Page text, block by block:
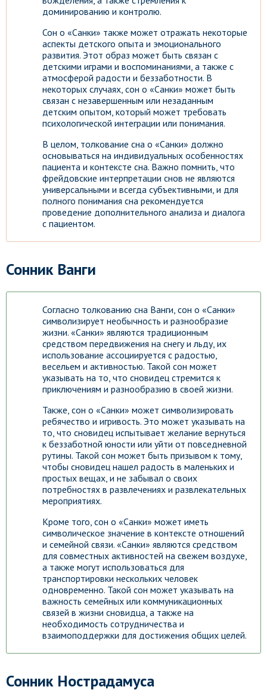
доминированию и контролю.
Сон о «Санки» также может отражать некоторые
аспекты детского опыта и эмоционального
развития. Этот образ может быть связан с
детскими играми и воспоминаниями, а также с
атмосферой радости и беззаботности. В
некоторых случаях, сон о «Санки» может быть
связан с незавершенным или незаданным
детским опытом, который может требовать
психологической интеграции или понимания.
В целом, толкование сна о «Санки» должно
основываться на индивидуальных особенностях
пациента и контексте сна. Важно помнить, что
фрейдовские интерпретации снов не являются
универсальными и всегда субъективными, и для
полного понимания сна рекомендуется
проведение дополнительного анализа и диалога
с пациентом.
Сонник Ванги
Согласно толкованию сна Ванги, сон о «Санки»
символизирует необычность и разнообразие
жизни. «Санки» являются традиционным
средством передвижения на снегу и льду, их
использование ассоциируется с радостью,
весельем и активностью. Такой сон может
указывать на то, что сновидец стремится к
приключениям и разнообразию в своей жизни.
Также, сон о «Санки» может символизировать
ребячество и игривость. Это может указывать на
то, что сновидец испытывает желание вернуться
к беззаботной юности или уйти от повседневной
рутины. Такой сон может быть призывом к тому,
чтобы сновидец нашел радость в маленьких и
простых вещах, и не забывал о своих
потребностях в развлечениях и развлекательных
мероприятиях.
Кроме того, сон о «Санки» может иметь
символическое значение в контексте отношений
и семейной связи. «Санки» являются средством
для совместных активностей на свежем воздухе,
а также могут использоваться для
транспортировки нескольких человек
одновременно. Такой сон может указывать на
важность семейных или коммуникационных
связей в жизни сновидца, а также на
необходимость сотрудничества и
взаимоподдержки для достижения общих целей.
Сонник Нострадамуса